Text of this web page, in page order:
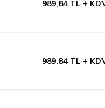
989,84 TL
989,84 TL